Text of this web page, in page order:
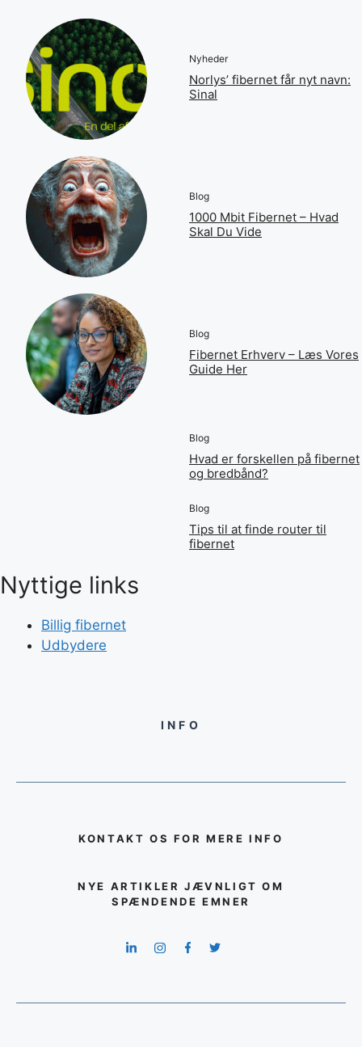
Nyheder
Norlys’ fibernet får nyt navn:
Sinal
Blog
1000 Mbit Fibernet – Hvad
Skal Du Vide
Blog
Fibernet Erhverv – Læs Vores
Guide Her
Blog
Hvad er forskellen på fibernet
og bredbånd?
Blog
Tips til at finde router til
fibernet
Nyttige links
Billig fibernet
Udbydere
INFO
KONTAKT OS FOR MERE INFO
NYE ARTIKLER JÆVNLIGT OM
SPÆNDENDE EMNER